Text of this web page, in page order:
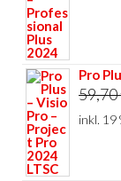
Pro
59,70
inkl. 19